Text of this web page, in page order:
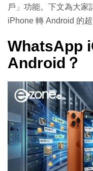
戶」功能。下文為大家
iPhone 轉 Android 的
WhatsApp
Android？